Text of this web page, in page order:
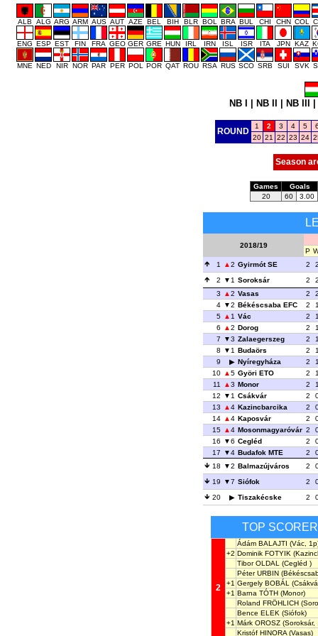
ALB ALG ARG ARM AUS AUT AZE BEL BIH BLR BOL BRA BUL CHI CHN COL
ENG ESP EST FIN FRA GEO GER GRE HUN IRL IRN ISL ISR ITA JPN KAZ
MNE NED NIR NOR PAR PER POL POR QAT ROU RSA RUS SCO SRB SUI SVK
NB I NB II NB III
ROUND
1 2 3 4 5
20 21 22 23 24
Season
Games
Goals
20
60 3.00
2018/19
P
1
2 Gyirmót SE 2
2
1 Soroksár 2
3
2 Vasas 2
4
2 Békéscsaba EFC 2
5
1 Vác 2
6
2 Dorog 2
7
3 Zalaegerszeg 2
8
1 Budaörs 2
9
Nyíregyháza 2
10
5 Györi ETO 2
11
3 Monor 2
12
1 Csákvár 2
13
4 Kazincbarcika 2
14
4 Kaposvár 2
15
4 Mosonmagyaróvár 2
16
6 Cegléd 2
17
4 Budafok MTE 2
18
2 Balmazújváros 2
19
7 Siófok 2
20
Tiszakécske 2
TOP
2
Ádám BALAJTI (Vác,
+2 Dominik FOTYIK
Tibor OLDAL
(Cegléd )
Péter URBIN
+1 Gergely BOBÁL
+1 Barna TÓTH (Monor)
Roland FRÖHLICH
Bence ELEK (Siófok)
+1 Márk OROSZ (Soroksár,
Kristóf HINORA (Vasas)